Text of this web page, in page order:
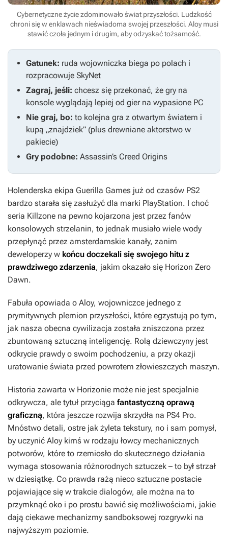
Cybernetyczne życie zdominowało świat przyszłości. Ludzkość
chroni się w enklawach nieświadoma swojej przeszłości. Aloy musi
stawić czoła jednym i drugim, aby odzyskać tożsamość.
Gatunek: ruda wojowniczka biega po polach i
rozpracowuje SkyNet
Zagraj, jeśli: chcesz się przekonać, że gry na
konsole wyglądają lepiej od gier na wypasione PC
Nie graj, bo: to kolejna gra z otwartym światem i
kupą „znajdziek” (plus drewniane aktorstwo w
pakiecie)
Gry podobne: Assassin’s Creed Origins
Holenderska ekipa Guerilla Games już od czasów PS2
bardzo starała się zasłużyć dla marki PlayStation. I choć
seria Killzone na pewno kojarzona jest przez fanów
konsolowych strzelanin, to jednak musiało wiele wody
przepłynąć przez amsterdamskie kanały, zanim
deweloperzy w końcu doczekali się swojego hitu z
prawdziwego zdarzenia, jakim okazało się Horizon Zero
Dawn.
Fabuła opowiada o Aloy, wojowniczce jednego z
prymitywnych plemion przyszłości, które egzystują po tym,
jak nasza obecna cywilizacja została zniszczona przez
zbuntowaną sztuczną inteligencję. Rolą dziewczyny jest
odkrycie prawdy o swoim pochodzeniu, a przy okazji
uratowanie świata przed powrotem złowieszczych maszyn.
Historia zawarta w Horizonie może nie jest specjalnie
odkrywcza, ale tytuł przyciąga fantastyczną oprawą
graficzną, która jeszcze rozwija skrzydła na PS4 Pro.
Mnóstwo detali, ostre jak żyleta tekstury, no i sam pomysł,
by uczynić Aloy kimś w rodzaju łowcy mechanicznych
potworów, które to rzemiosło do skutecznego działania
wymaga stosowania różnorodnych sztuczek – to był strzał
w dziesiątkę. Co prawda rażą nieco sztuczne postacie
pojawiające się w trakcie dialogów, ale można na to
przymknąć oko i po prostu bawić się możliwościami, jakie
dają ciekawe mechanizmy sandboksowej rozgrywki na
najwyższym poziomie.